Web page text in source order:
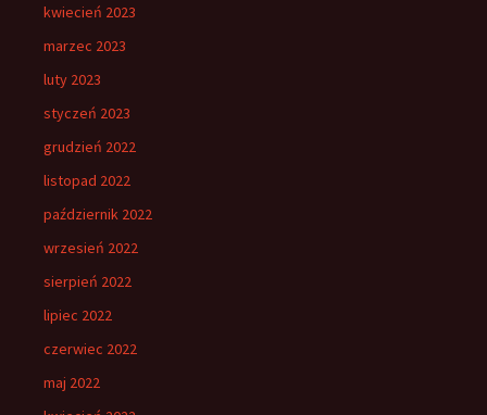
kwiecień 2023
marzec 2023
luty 2023
styczeń 2023
grudzień 2022
listopad 2022
październik 2022
wrzesień 2022
sierpień 2022
lipiec 2022
czerwiec 2022
maj 2022